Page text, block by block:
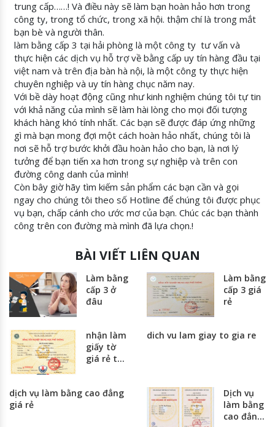
trung cấp……! Và điều này sẽ làm bạn hoàn hảo hơn trong
công ty, trong tổ chức, trong xã hội. thậm chí là trong mắt
bạn bè và người thân.
làm bằng cấp 3 tại hải phòng là một công ty tư vấn và
thực hiện các dịch vụ hỗ trợ về bằng cấp uy tín hàng đầu tại
việt nam và trên địa bàn hà nội, là một công ty thực hiện
chuyên nghiệp và uy tín hàng chục năm nay.
Với bề dày hoạt động cũng như kinh nghiệm chúng tôi tự tin
với khả năng của mình sẽ làm hài lòng cho mọi đối tượng
khách hàng khó tính nhất. Các bạn sẽ được đáp ứng những
gì mà bạn mong đợi một cách hoàn hảo nhất, chúng tôi là
nơi sẽ hỗ trợ bước khởi đầu hoàn hảo cho bạn, là nơi lý
tưởng để bạn tiến xa hơn trong sự nghiệp và trên con
đường công danh của mình!
Còn bây giờ hãy tìm kiếm sản phẩm các bạn cần và gọi
ngay cho chúng tôi theo số Hotline để chúng tôi được phục
vụ bạn, chấp cánh cho ước mơ của bạn. Chúc các bạn thành
công trên con đường mà mình đã lựa chọn.!
BÀI VIẾT LIÊN QUAN
Làm bằng
cấp 3 ở
đâu
Làm bằng
cấp 3 giá
rẻ
nhận làm
giấy tờ
giá rẻ tại
phố hồ
dich vu lam giay to gia re
dịch vụ làm bằng cao đẳng
giá rẻ
Dịch vụ
làm bằng
cao đẳng